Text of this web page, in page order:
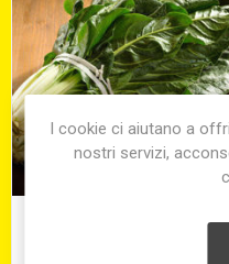
I cookie ci aiutano a
nostri servizi,